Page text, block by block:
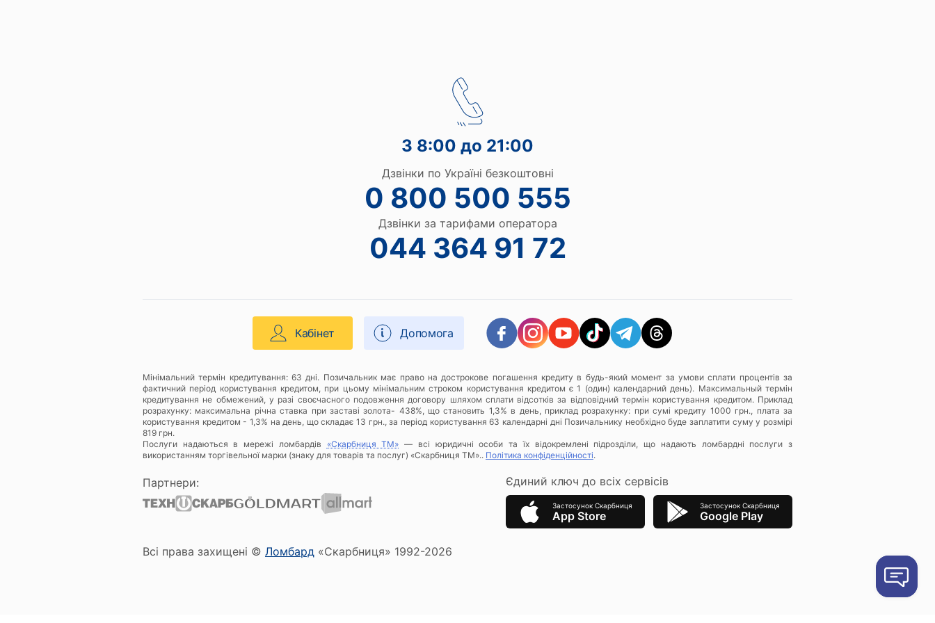
З 8:00 до 21:00
Дзвінки по Україні безкоштовні
0 800 500 555
Дзвінки за тарифами оператора
044 364 91 72
Кабінет Допомога
Мінімальний термін кредитування: 63 дні. Позичальник має право на дострокове погашення кредиту в будь-який момент за умови сплати процентів за
фактичний період користування кредитом, при цьому мінімальним строком користування кредитом є 1 (один) календарний день). Максимальный термін
кредитування не обмежений, у разі своєчасного подовження договору шляхом сплати відсотків за відповідний термін користування кредитом. Приклад
розрахунку: максимальна річна ставка при заставі золота- 438%, що становить 1,3% в день, приклад розрахунку: при сумі кредиту 1000 грн., плата за
користування кредитом - 1,3% на день, що складає 13 грн., за період користування 63 календарні дні Позичальнику необхідно буде заплатити суму у розмірі
819 грн.
Послуги надаються в мережі ломбардів «Скарбниця ТМ» — всі юридичні особи та їх відокремлені підрозділи, що надають ломбардні послуги з
використанням торгівельної марки (знаку для товарів та послуг) «Скарбниця ТМ».. Політика конфіденційності.
Партнери: Єдиний ключ до всіх сервісів
Застосунок Скарбниця
App Store
Застосунок Скарбниця
Google Play
Всі права захищені © Ломбард «Скарбниця» 1992-2026